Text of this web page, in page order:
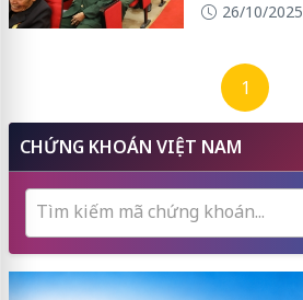
26/10/2025
1
CHỨNG KHOÁN VIỆT NAM
Tìm kiếm mã chứng khoán...